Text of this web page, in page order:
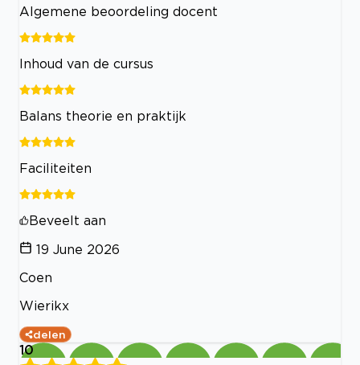
Algemene beoordeling docent
Inhoud van de cursus
Balans theorie en praktijk
Faciliteiten
Beveelt aan
19 June 2026
Coen
Wierikx
delen
10